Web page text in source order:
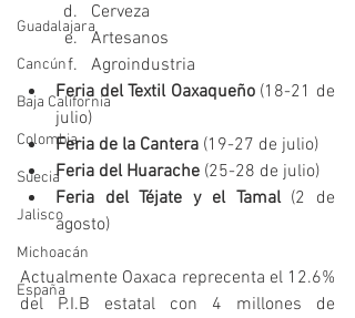
Guadalajara
Cancún
Baja California
Colombia
Suecia
Jalisco
Michoacán
España
Cerveza
Artesanos
Agroindustria
Feria del Textil Oaxaqueño (18-21 de
julio)
Feria de la Cantera (19-27 de julio)
Feria del Huarache (25-28 de julio)
Feria del Téjate y el Tamal (2 de
agosto)
Actualmente Oaxaca reprecenta el 12.6%
del P.I.B estatal con 4 millones de